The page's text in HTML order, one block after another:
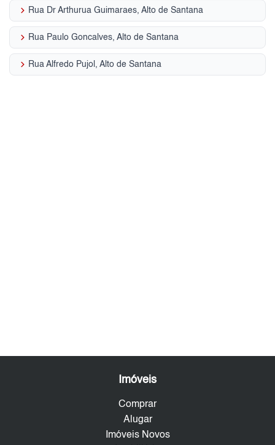
keyboard_arrow_right Rua Dr Arthurua Guimaraes, Alto de Santana
keyboard_arrow_right Rua Paulo Goncalves, Alto de Santana
keyboard_arrow_right Rua Alfredo Pujol, Alto de Santana
Imóveis
Comprar
Alugar
Imóveis Novos